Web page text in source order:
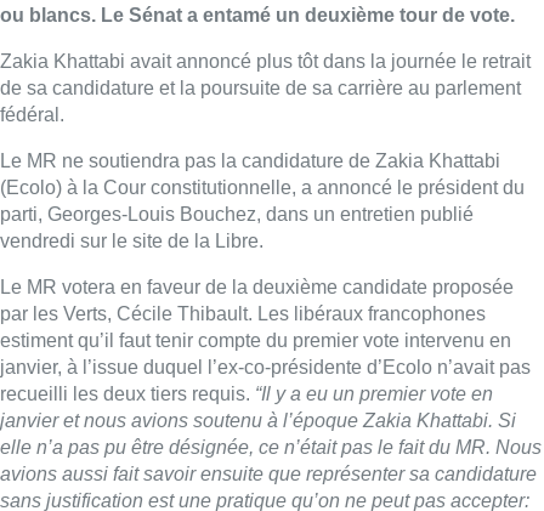
estiment qu’il faut tenir compte du premier vote intervenu en
recueilli les deux tiers requis. “Il y a eu un premier vote en
janvier et nous avions soutenu à l’époque Zakia Khattabi. Si
elle n’a pas pu être désignée, ce n’était pas le fait du MR. Nous
avions aussi fait savoir ensuite que représenter sa candidature
sans justification est une pratique qu’on ne peut pas accepter:
voter et voter encore jusqu’au moment où les choses se
passent comme on le désirait, cette conception n’est pas
processus est à son terme, l’histoire s’arrête et il faut accepter
le verdict”, a expliqué Georges-Louis Bouchez.
Sans le soutien du MR et avec l’opposition affichée de la N-VA,
du Vlaams Belang et d’Els Ampe (Open Vld), la candidature de
Zakia Khattabi ne devrait pas recueillir la majorité des deux
tiers.
Un retour actif au parlement fédéral